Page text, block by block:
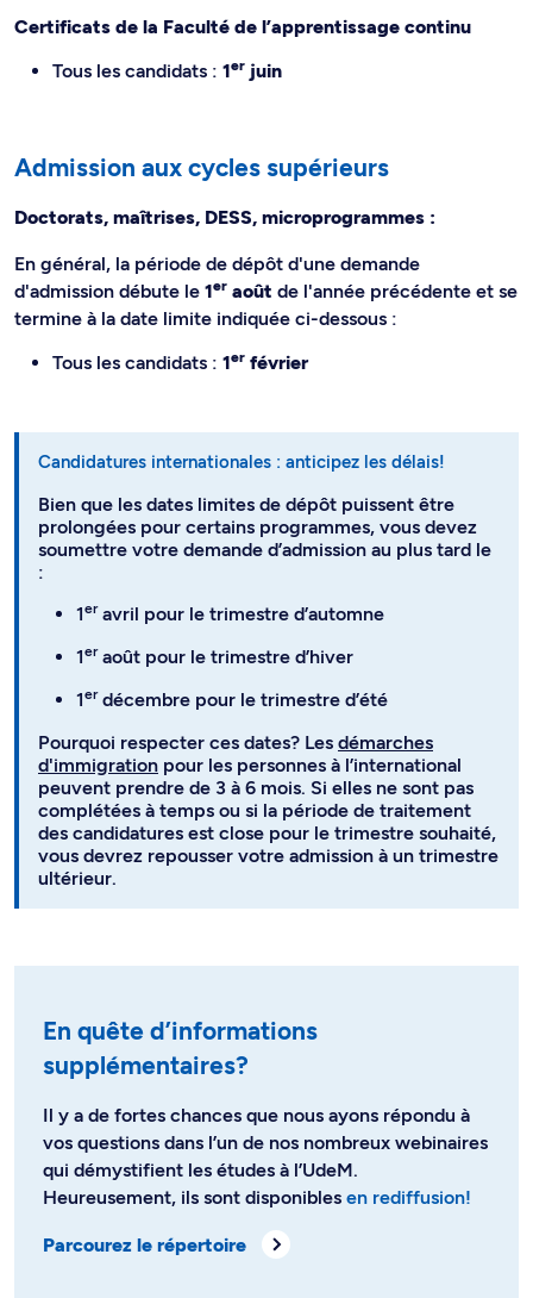
Certificats de la Faculté de l’apprentissage continu
Tous les candidats : 1er juin
Admission aux cycles supérieurs
Doctorats, maîtrises, DESS, microprogrammes :
En général, la période de dépôt d'une demande
d'admission débute le 1er août de l'année précédente et se
termine à la date limite indiquée ci-dessous :
Tous les candidats : 1er février
Candidatures internationales : anticipez les délais!
Bien que les dates limites de dépôt puissent être
prolongées pour certains programmes, vous devez
soumettre votre demande d’admission au plus tard le
:
1eravril pour le trimestre d’automne
1eraoût pour le trimestre d’hiver
1erdécembre pour le trimestre d’été
Pourquoi respecter ces dates? Les démarches
d'immigration pour les personnes à l’international
peuvent prendre de 3 à 6 mois. Si elles ne sont pas
complétées à temps ou si la période de traitement
des candidatures est close pour le trimestre souhaité,
vous devrez repousser votre admission à un trimestre
ultérieur.
En quête d’informations
supplémentaires?
Il y a de fortes chances que nous ayons répondu à
vos questions dans l’un de nos nombreux webinaires
qui démystifient les études à l’UdeM.
Heureusement, ils sont disponibles en rediffusion!
Parcourez le répertoire